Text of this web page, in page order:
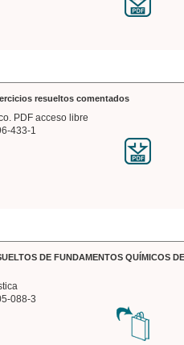
resueltos comentados
PDF acceso libre
433-1
DE FUNDAMENTOS QUÍMICOS
088-3